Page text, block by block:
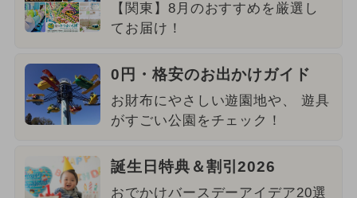
【関東】8月のおすすめを厳選し
てお届け！
0円・格安のお出かけガイド
お財布にやさしい遊園地や、 遊具
がすごい公園をチェック！
誕生日特典＆割引2026
おでかけバースデーアイデア20選